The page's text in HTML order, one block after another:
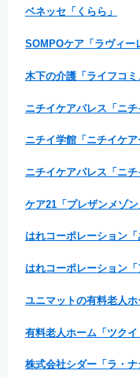
ベネッセ「くらら」
SOMPOケア「ラヴィー
木下の介護「ライフコミ
ニチイケアパレス「ニチ
ニチイ学館「ニチイケア
ニチイケアパレス「ニチ
ケア21「プレザンメゾン
はれコーポレーション「
はれコーポレーション「
ユニマットの有料老人ホ
有料老人ホーム「ツクイ
株式会社シダー「ラ・ナ